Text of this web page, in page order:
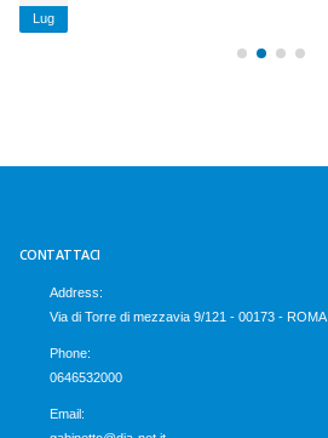
Lug
CONTATTACI
Address:
Via di Torre di mezzavia 9/121 - 00173 - ROMA
Phone:
0646532000
Email: